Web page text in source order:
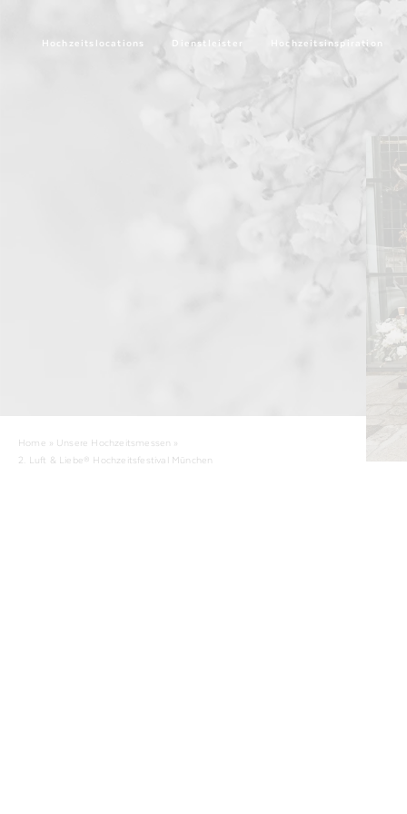
Hochzeitslocations Dienstleister Hochzeitsinspiration
Home » Unsere Hochzeitsmessen »
2. Luft & Liebe® Hochzeitsfestival München